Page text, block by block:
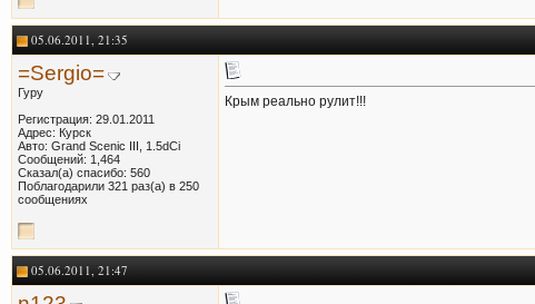
05.06.2011, 21:35
=Sergio=
Гуру
Регистрация: 29.01.2011
Адрес: Курск
Авто: Grand Scenic III, 1.5dCi
Сообщений: 1,464
Сказал(а) спасибо: 560
Поблагодарили 321 раз(а) в 250
сообщениях
Крым реально рулит!!!
05.06.2011, 21:47